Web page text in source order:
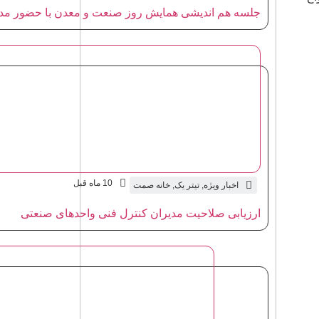
جلسه هم اندیشی همایش روز صنعت و معدن با حضور
اخبار ویژه,تیتر یک,خانه صمت 10 ماه قبل
ارزیابی صلاحیت مدیران کنترل فنی واحدهای صنعتی